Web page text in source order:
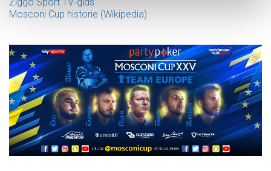
Ziggo Sport TV-gids
Mosconi Cup historie (Wikipedia)